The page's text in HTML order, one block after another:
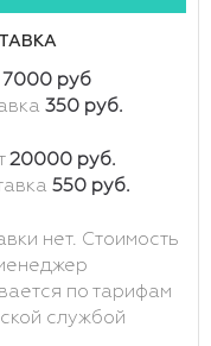
7000 руб
350 руб.
20000 руб.
550 руб.
нет. Стоимость
по тарифам
службой